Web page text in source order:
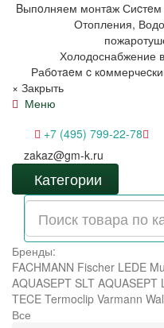
Bыпoлняем монтaж
Отопления,
Холодоснабжение
Рабoтaeм c
× Закрыть
Меню
+7 (495) 799-22-78
zakaz@gm-k.ru
Категории
Бренды:
FACHMANN Fischer LEDE
AQUASEPT SLT AQUASEPT
TECE Termoclip Varmann
Все